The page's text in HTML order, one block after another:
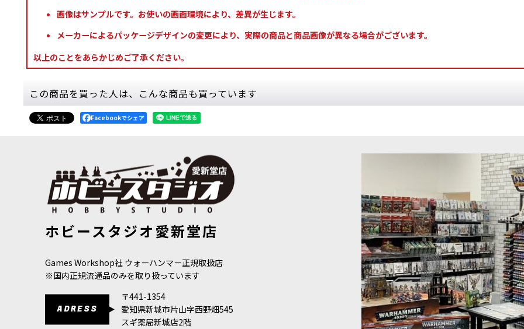
画像はサンプルです。お使いの画面環境により、差異が生じます。
メーカーによるパッケージデザインの変更により、実際の商品と商品画像が異なる場合がございます。
以上のことをあらかじめご了承ください。
この商品を買った人は、こんな商品も買っています
22-84 ]
(税込)
[シタデルカラー：SHADE] BIEL-TAN GREEN ビエルタ
[シタデルカラー：LAYER] SQUIG
グ・オレンジ[22-08]
580円(税込)
Facebookでシェア
ホビースタジオ愛新堂店
Games Workshop社 ウォーハンマー正規取扱店
※国内正規流通品のみを取り扱っています
ADRESS
〒441-1354
愛知県新城市片山字西野畑545
スギ薬局新城店2階